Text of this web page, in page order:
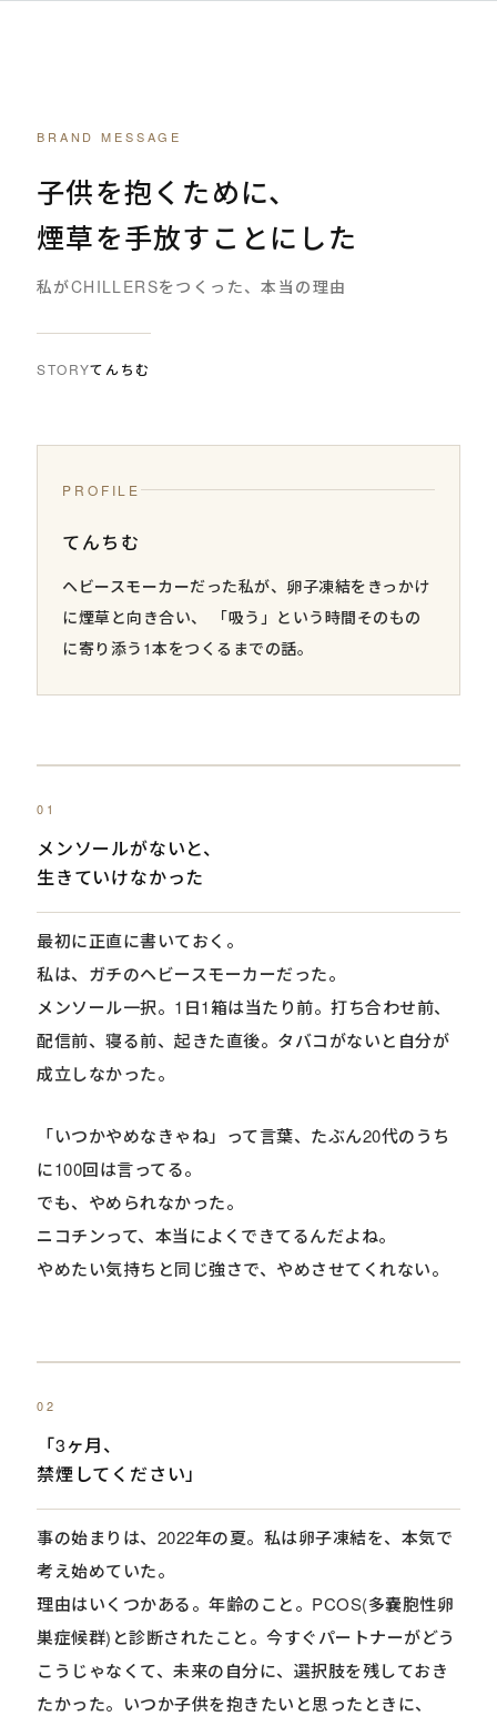
BRAND MESSAGE
子供を抱くために、
煙草を手放すことにした
私がCHILLERSをつくった、本当の理由
STORYてんちむ
PROFILE
てんちむ
ヘビースモーカーだった私が、卵子凍結をきっかけ
に煙草と向き合い、 「吸う」という時間そのもの
に寄り添う1本をつくるまでの話。
01
メンソールがないと、
生きていけなかった
最初に正直に書いておく。
私は、ガチのヘビースモーカーだった。
メンソール一択。1日1箱は当たり前。打ち合わせ前、
配信前、寝る前、起きた直後。タバコがないと自分が
成立しなかった。
「いつかやめなきゃね」って言葉、たぶん20代のうち
に100回は言ってる。
でも、やめられなかった。
ニコチンって、本当によくできてるんだよね。
やめたい気持ちと同じ強さで、やめさせてくれない。
02
「3ヶ月、
禁煙してください」
事の始まりは、2022年の夏。私は卵子凍結を、本気で
考え始めていた。
理由はいくつかある。年齢のこと。PCOS(多嚢胞性卵
巣症候群)と診断されたこと。今すぐパートナーがどう
こうじゃなくて、未来の自分に、選択肢を残しておき
たかった。いつか子供を抱きたいと思ったときに、